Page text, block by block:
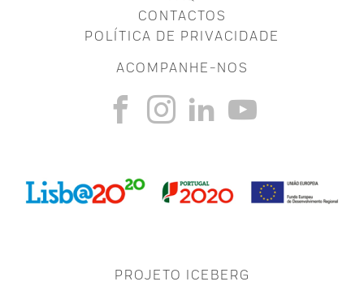
CONTACTOS
POLÍTICA DE PRIVACIDADE
ACOMPANHE-NOS
PROJETO ICEBERG